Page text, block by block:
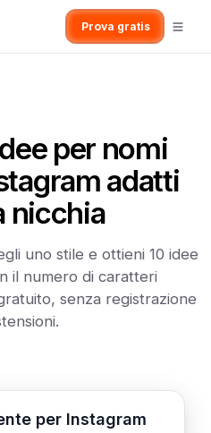
Prova gratis
per nomi
adatti
nicchia
uno stile e ottieni 10 idee
il numero di caratteri
senza registrazione
per Instagram